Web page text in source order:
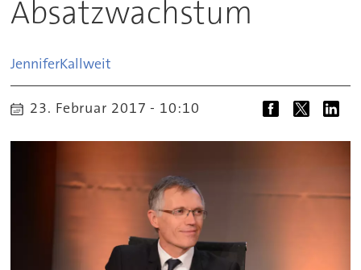
Absatzwachstum
JenniferKallweit
23. Februar 2017 - 10:10